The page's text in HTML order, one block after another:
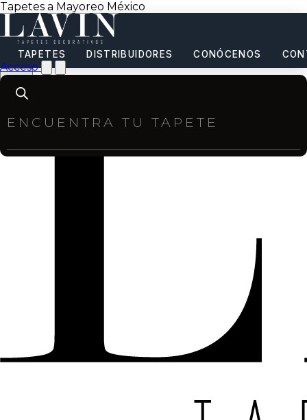
Tapetes a Mayoreo México
TAPETES DISTRIBUIDORES CONÓCENOS
Acceso
Products
search